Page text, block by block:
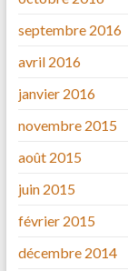
septembre 2016
avril 2016
janvier 2016
novembre 2015
août 2015
juin 2015
février 2015
décembre 2014